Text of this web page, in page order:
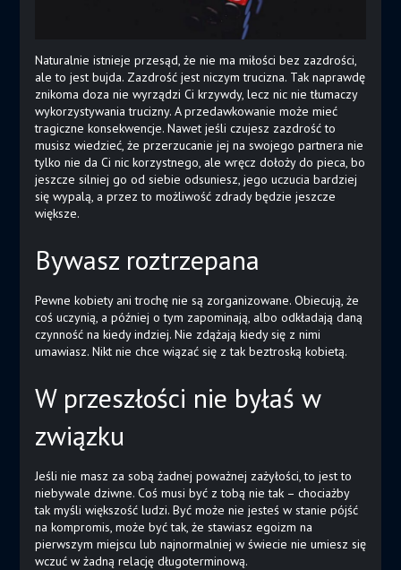
Naturalnie istnieje przesąd, że nie ma miłości bez zazdrości,
ale to jest bujda. Zazdrość jest niczym trucizna. Tak naprawdę
znikoma doza nie wyrządzi Ci krzywdy, lecz nic nie tłumaczy
wykorzystywania trucizny. A przedawkowanie może mieć
tragiczne konsekwencje. Nawet jeśli czujesz zazdrość to
musisz wiedzieć, że przerzucanie jej na swojego partnera nie
tylko nie da Ci nic korzystnego, ale wręcz dołoży do pieca, bo
jeszcze silniej go od siebie odsuniesz, jego uczucia bardziej
się wypalą, a przez to możliwość zdrady będzie jeszcze
większe.
Bywasz roztrzepana
Pewne kobiety ani trochę nie są zorganizowane. Obiecują, że
coś uczynią, a później o tym zapominają, albo odkładają daną
czynność na kiedy indziej. Nie zdążają kiedy się z nimi
umawiasz. Nikt nie chce wiązać się z tak beztroską kobietą.
W przeszłości nie byłaś w
związku
Jeśli nie masz za sobą żadnej poważnej zażyłości, to jest to
niebywale dziwne. Coś musi być z tobą nie tak – chociażby
tak myśli większość ludzi. Być może nie jesteś w stanie pójść
na kompromis, może być tak, że stawiasz egoizm na
pierwszym miejscu lub najnormalniej w świecie nie umiesz się
wczuć w żadną relację długoterminową.